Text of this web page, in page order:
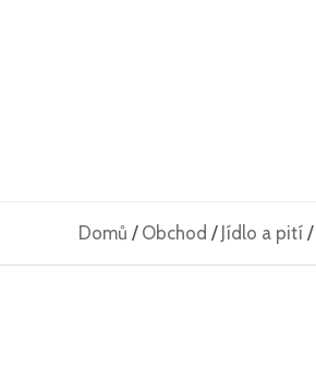
Domů / Obchod / Jídlo a pití /